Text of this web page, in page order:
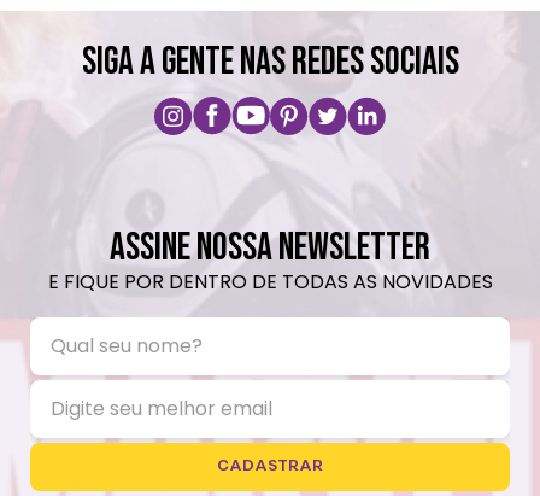
SIGA A GENTE NAS REDES SOCIAIS
ASSINE NOSSA NEWSLETTER
E FIQUE POR DENTRO DE TODAS AS NOVIDADES
CADASTRAR